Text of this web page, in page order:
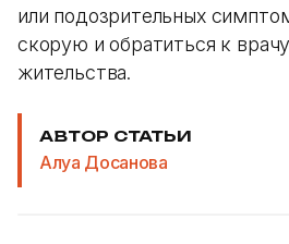
или подозрительных
скорую и обратиться к
жительства.
АВТОР СТАТЬИ
Алуа Досанова